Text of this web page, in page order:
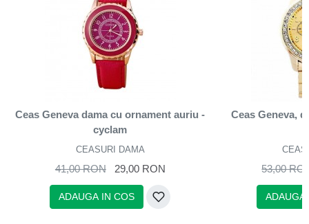
Ceas Geneva dama cu ornament auriu -
cyclam
CEASURI DAMA
41,00 RON 29,00 RON
ADAUGA IN COS
Ceas Geneva,
53,00
ADAUGA